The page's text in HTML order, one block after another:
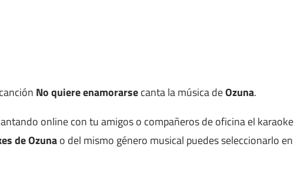
No quiere enamorarsecanta la música deOzuna.
online con tu amigos o compañeros de oficina el karaoke
de Ozunao del mismo género musical puedes seleccionarlo en